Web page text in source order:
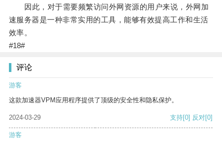
因此，对于需要频繁访问外网资源的用户来说，外网加
速服务器是一种非常实用的工具，能够有效提高工作和生活
效率。
#18#
评论
游客
这款加速器VPM应用程序提供了顶级的安全性和隐私保护。
2024-03-29 支持[0] 反对[0]
游客